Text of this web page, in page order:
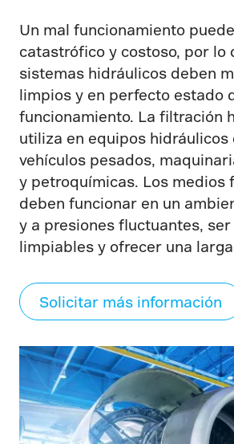
Un mal funcionamiento
catastrófico y costoso, por lo
sistemas hidráulicos deben
limpios y en perfecto estado
funcionamiento. La filtración
utiliza en equipos hidráulicos
vehículos pesados,
y petroquímicas. Los medios
deben funcionar en un
y a presiones fluctuantes,
limpiables y ofrecer una
Solicitar más información